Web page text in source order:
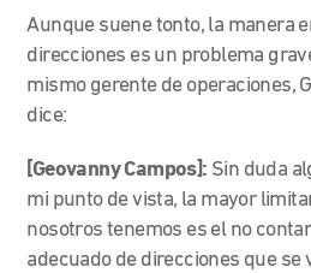
Aunque suene tonto, la manera
direcciones es un problema
mismo gerente de operaciones,
dice:
[Geovanny Campos]: Sin duda
mi punto de vista, la mayor
nosotros tenemos es el no
adecuado de direcciones que se